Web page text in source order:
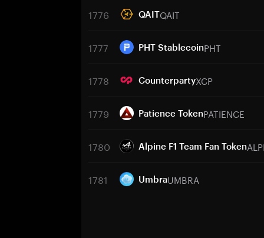
1776 QAITQAIT
1777 PHT StablecoinPHT
1778 CounterpartyXCP
1779 Patience TokenPATIENCE
1780 Alpine F1 Team Fan Token
1781 UmbraUMBRA